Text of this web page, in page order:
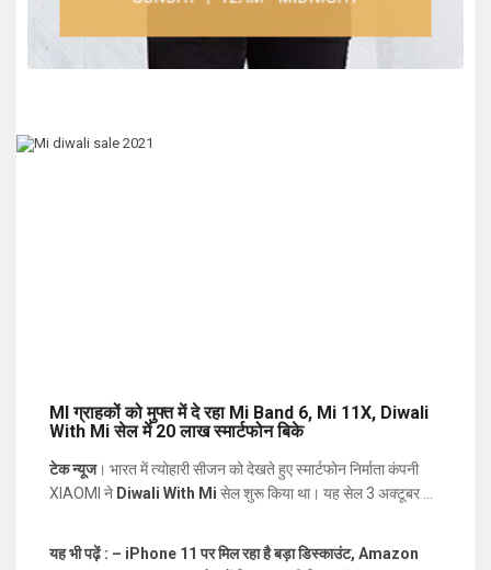
MI ग्राहकों को मुफ्त में दे रहा Mi Band 6, Mi 11X, Diwali
With Mi सेल में 20 लाख स्मार्टफोन बिके
टेक न्यूज। भारत में त्योहारी सीजन को देखते हुए स्मार्टफोन निर्माता कंपनी
XIAOMI ने Diwali With Mi सेल शुरू किया था। यह सेल 3 अक्टूबर से
पर ज़बरदस्त छूट दी जा रही है। स्मार्टफोन पर मिल रही ज़बरदस्त छूट की
वजह से MI मोबाइल्स की रिकॉर्डतोड़ बिक्री हो रही है। शियोमी इंडिया के हेड
यह भी पढ़ें : – iPhone 11 पर मिल रहा है बड़ा डिस्काउंट, Amazon